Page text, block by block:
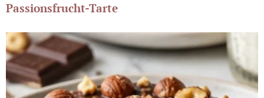
Passionsfrucht-Tarte